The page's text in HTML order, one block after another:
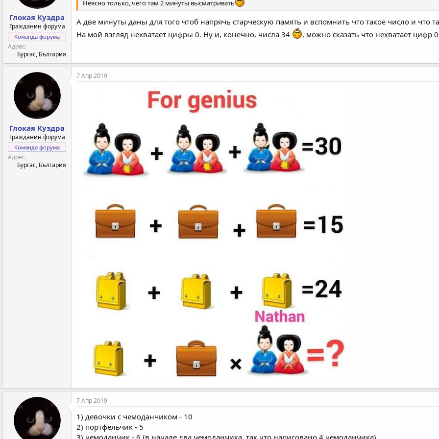
Глокая Куздра
Гражданин форума
Команда форума
Адрес
Бургас, България
Неясно только, чего там 2 минуты высматривать
А две минуты даны для того чтоб напрячь старческую память и вспомнить что такое число и что
На мой взгляд нехватает цифры 0. Ну и, конечно, числа 34
, можно сказать что нехватает цифр
Глокая Куздра
Гражданин форума
Команда форума
Адрес
Бургас, България
7 Апр 2019
7 Апр 2019
1) девочки с чемоданчиком - 10
2) портфельчик - 5
3) чемоданчик - 6 (в начале два чемоданчика, так что нарисовано 4 чемоданчика)